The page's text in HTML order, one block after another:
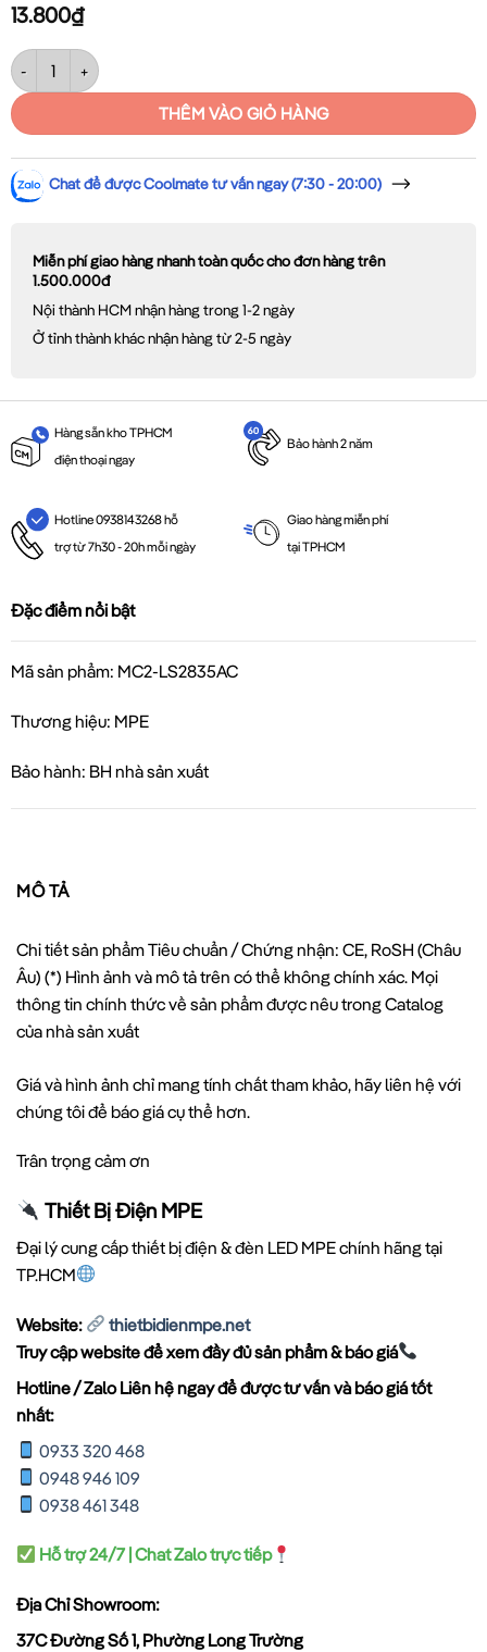
13.800₫
Khớp nối giữa cho LED dây AC 2835 MPE MC2-LS2835AC số lượng
THÊM VÀO GIỎ HÀNG
Chat để được Coolmate tư vấn ngay (7:30 - 20:00)
Miễn phí giao hàng nhanh toàn quốc cho đơn hàng trên
1.500.000đ
Nội thành HCM nhận hàng trong 1-2 ngày
Ở tỉnh thành khác nhận hàng từ 2-5 ngày
Hàng sẵn kho TPHCM
điện thoại ngay
Bảo hành 2 năm
Hotline 0938143268 hỗ
trợ từ 7h30 - 20h mỗi ngày
Giao hàng miễn phí
tại TPHCM
Đặc điểm nổi bật
Mã sản phẩm: MC2-LS2835AC
Thương hiệu: MPE
Bảo hành: BH nhà sản xuất
MÔ TẢ
Chi tiết sản phẩm Tiêu chuẩn / Chứng nhận: CE, RoSH (Châu
Âu) (*) Hình ảnh và mô tả trên có thể không chính xác. Mọi
thông tin chính thức về sản phẩm được nêu trong Catalog
của nhà sản xuất
Giá và hình ảnh chỉ mang tính chất tham khảo, hãy liên hệ với
chúng tôi để báo giá cụ thể hơn.
Trân trọng cảm ơn
Thiết Bị Điện MPE
Đại lý cung cấp thiết bị điện & đèn LED MPE chính hãng tại
TP.HCM
Website:
thietbidienmpe.net
Truy cập website để xem đầy đủ sản phẩm & báo giá
Hotline / Zalo Liên hệ ngay để được tư vấn và báo giá tốt
nhất:
0933 320 468
0948 946 109
0938 461 348
Hỗ trợ 24/7 | Chat Zalo trực tiếp
Địa Chỉ Showroom:
37C Đường Số 1, Phường Long Trường